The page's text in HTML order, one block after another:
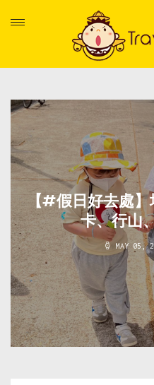
【#假日好去處
卡、行山
MAY 05,